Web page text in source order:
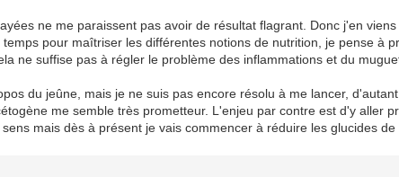
ne me paraissent pas avoir de résultat flagrant. Donc j'en
pour maîtriser les différentes notions de nutrition, je pense à
ne suffise pas à régler le problème des inflammations et du
du jeûne, mais je ne suis pas encore résolu à me lancer,
me semble très prometteur. L'enjeu par contre est d'y aller
mais dès à présent je vais commencer à réduire les glucides